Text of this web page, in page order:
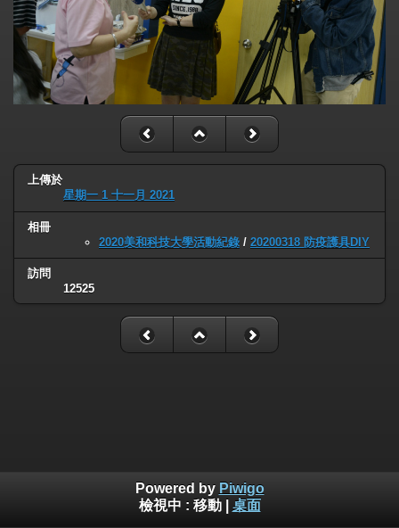
上傳於
星期一 1 十一月 2021
相冊
2020美和科技大學活動紀錄 / 20200318 防疫護具DIY
訪問
12525
Powered by Piwigo
檢視中 : 移動| 桌面